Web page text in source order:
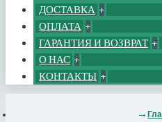
ДОСТАВКА +
ОПЛАТА +
ГАРАНТИЯ И ВОЗВРАТ +
О НАС +
КОНТАКТЫ +